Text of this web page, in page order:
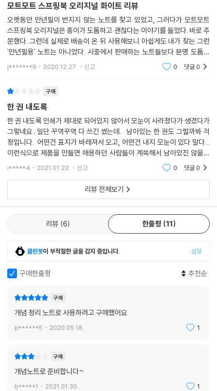
모트모트 스프링북 오리지널 화이트 리뷰
오랫동안 만년필이 번지지 않는 노트를 찾고 있었고, 그러다가 모트모트
스프링북 오리지널은 종이가 도톰하고 괜찮다는 이야기를 들었다. 바로 주
문했다. 그런데 실제로 배송이 온 뒤 사용해보니 아쉽게도 내가 찾는 그런
'만년필용' 노트는 아니었다. 시중에서 판매하는 노트들보다 분명 도톰한
두께를 자랑하는 것은 맞았지만, 잉크가 자꾸만 번졌다.아쉽지만 일반 노
트로 사용해야겠
j*******9 2020.12.27. 신고 0 댓글0
구매
한 권 내도록
한 권 내도록 인쇄가 제대로 되어있지 않아서 모눈이 사라졌다가 생겼다가
그렇네요.. 일단 꾸역꾸역 다 쓰긴 썼는데.. 남아있는 한 권도 그럴까봐 걱
정입니다. 어떤건 표지가 바래져서 오고, 어떤건 내지 모눈이 있다 말다 ..
이런식으로 제품을 만들면 애용하던 사람들이 계쏙해서 남아있진 않을거
예요 제품 품질관리 잘 하셨음 좋겠습니다.
i*****4 2021.01.22. 신고 0 댓글0
리뷰 전체보기
리뷰 6 한줄평 11
클린봇이 부적절한 글을 감지 중입니다. 설정
구매한줄평 추천순
구매
개념 정리 노트로 사용하려고 구매했어요
p******5 2020.05.18. 1
구매
개념노트로 준비합니다~
b*****1 2021.01.30. 1